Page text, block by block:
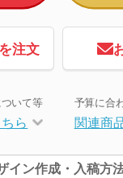
注文
いて等
ら
予算に合
関連商
イン作成・入稿方